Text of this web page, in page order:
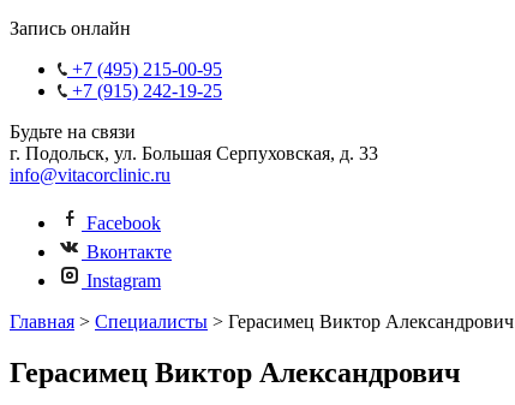
Запись онлайн
+7 (495) 215-00-95
+7 (915) 242-19-25
Будьте на связи
г. Подольск, ул. Большая Серпуховская, д. 33
info@vitacorclinic.ru
Facebook
Вконтакте
Instagram
Главная > Специалисты > Герасимец Виктор Александрович
Герасимец Виктор Александрович